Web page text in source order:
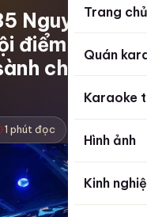
Trang chủ
Quán
Karaoke
Hình ảnh
Kinh
Nguyễn
điểm đến
chơi
1 phút đọc